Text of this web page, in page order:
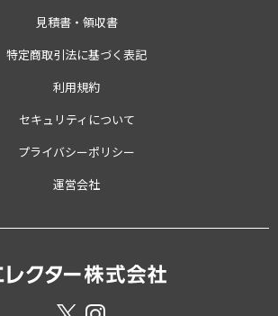
見積書・領収書
特定商取引法に基づく表記
利用規約
セキュリティについて
プライバシーポリシー
運営会社